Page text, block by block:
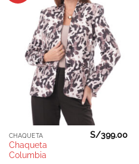
lista de
deseos
CHAQUETA
Chaqueta
Columbia
S/399.00